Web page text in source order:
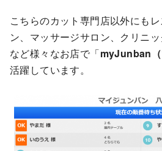
こちらのカット専門店以外にも
ン、マッサージサロン、クリニ
など様々なお店で「myJunban（
活躍しています。